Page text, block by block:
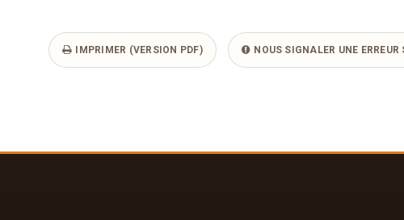
IMPRIMER (VERSION PDF) NOUS SIGNALER UNE ERREUR